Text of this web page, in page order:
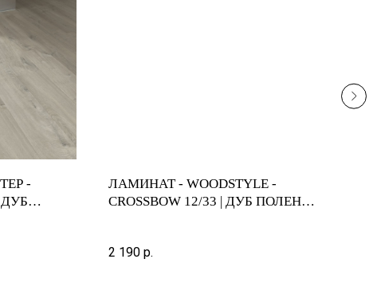
-
ДУБ
ЛАМИНАТ - WOODSTYLE -
CROSSBOW 12/33 | ДУБ ПОЛЕН |
2 190 р.